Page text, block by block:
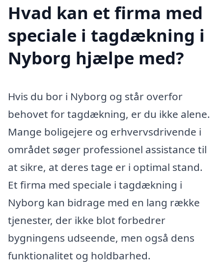
Hvad kan et firma med
speciale i tagdækning i
Nyborg hjælpe med?
Hvis du bor i Nyborg og står overfor
behovet for tagdækning, er du ikke alene.
Mange boligejere og erhvervsdrivende i
området søger professionel assistance til
at sikre, at deres tage er i optimal stand.
Et firma med speciale i tagdækning i
Nyborg kan bidrage med en lang række
tjenester, der ikke blot forbedrer
bygningens udseende, men også dens
funktionalitet og holdbarhed.